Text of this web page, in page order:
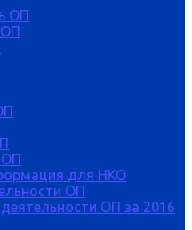
ОП
ОП
ОП
для НКО
ОП
ОП за 2016